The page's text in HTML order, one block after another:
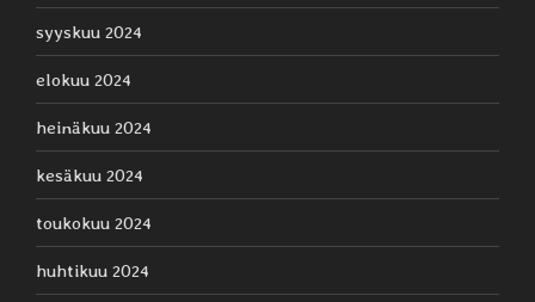
syyskuu 2024
elokuu 2024
heinäkuu 2024
kesäkuu 2024
toukokuu 2024
huhtikuu 2024